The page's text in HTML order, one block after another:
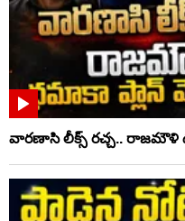
వారణాసి లీక్స్ రచ్చ.. రాజమౌళి